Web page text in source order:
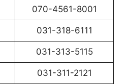
070-4561-8001
031-318-6111
031-313-5115
031-311-2121